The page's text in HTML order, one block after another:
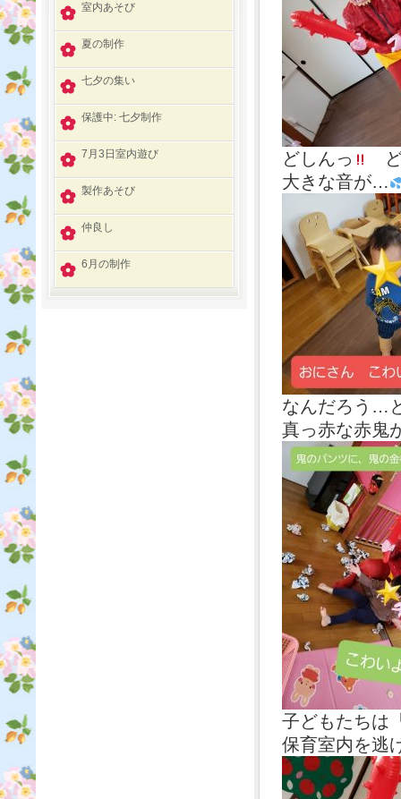
どしんっ
ど
大きな音が…
なんだろう…
真っ赤な赤鬼
子どもたちは
保育室内を逃
室内あそび
夏の制作
七夕の集い
保護中: 七夕制作
7月3日室内遊び
製作あそび
仲良し
6月の制作